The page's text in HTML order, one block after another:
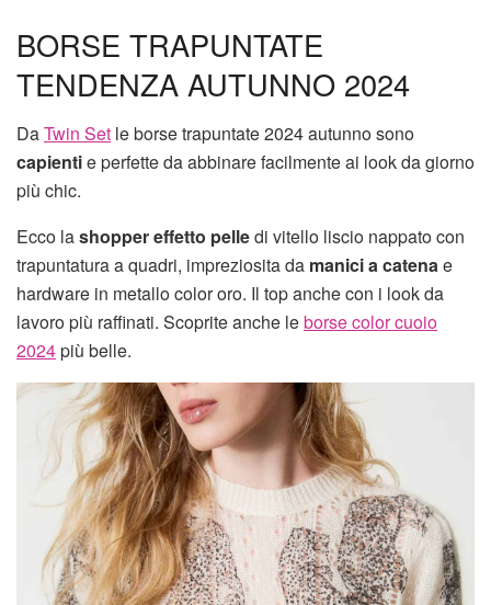
BORSE TRAPUNTATE
TENDENZA AUTUNNO 2024
DaTwin Set le borse trapuntate 2024 autunno sono
capientie perfette da abbinare facilmente ai look da giorno
più chic.
Ecco lashopper effetto pelledi vitello liscio nappato con
trapuntatura a quadri, impreziosita da manici a catenae
hardware in metallo color oro. Il top anche con i look da
lavoro più raffinati. Scoprite anche leborse color cuoio
2024più belle.